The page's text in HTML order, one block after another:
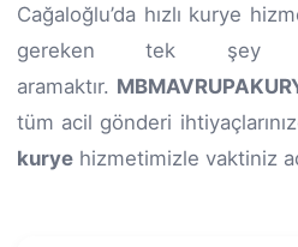
Cağaloğlu’da hızlı kurye
gereken tek şey
aramaktır.
tüm acil gönderi
kurye hizmetimizle vaktiniz